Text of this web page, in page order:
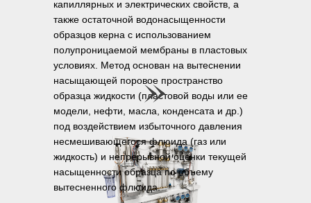
капиллярных и электрических свойств, а
также остаточной водонасыщенности
образцов керна с использованием
полупроницаемой мембраны в пластовых
условиях. Метод основан на вытеснении
насыщающей поровое пространство
образца жидкости (пластовой воды или ее
модели, нефти, масла, конденсата и др.)
под воздействием избыточного давления
несмешивающегося флюида (газ или
жидкость) и непрерывной оценки текущей
насыщенности образца по объему
вытесненного флюида.